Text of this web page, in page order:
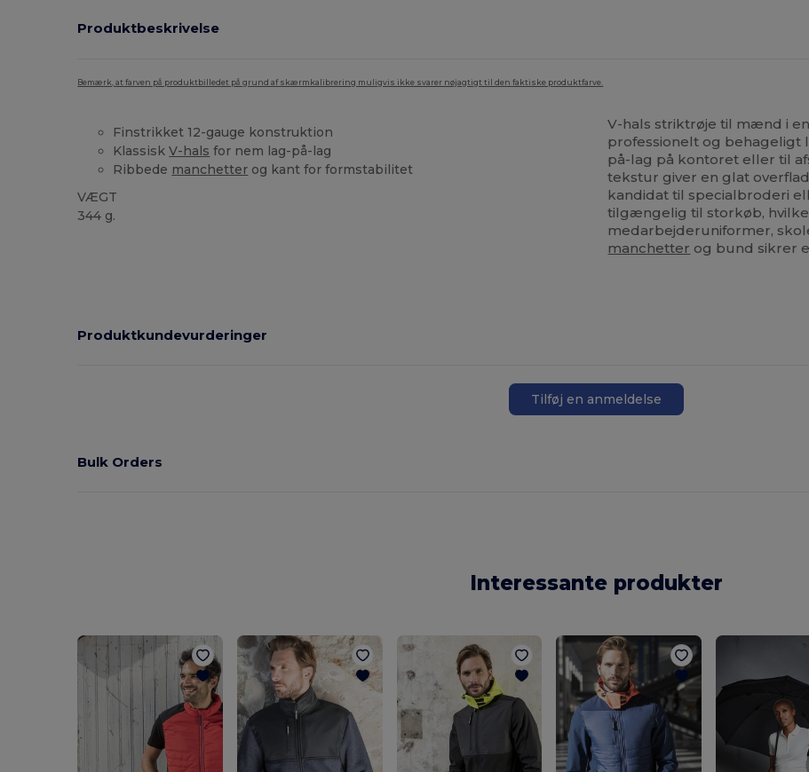
Produktbeskrivelse
Bemærk, at farven på produktbilledet på grund af skærmkalibrering muligvis ikke svarer nøjagtigt til den faktiske produktfarve.
Finstrikket 12-gauge konstruktion
KlassiskV-hals for nem lag-på-lag
Ribbede manchetter og kant for formstabilitet
VÆGT
344 g.
V-hals striktrøje til mænd i
professionelt og behageligt
på-lag på kontoret eller til
tekstur giver en glat
kandidat til specialbroderi
tilgængelig til storkøb,
medarbejderuniformer,
manchetter og bund sikrer
Produktkundevurderinger
Tilføj en anmeldelse
Bulk Orders
Interessante produkter